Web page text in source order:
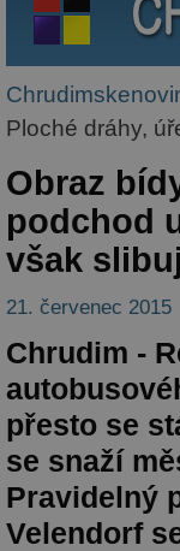
Ploché dráhy,
Obraz
podchod
však
21. červenec 2015
Chrudim -
přesto se
se snaží
Pravidelný
Velendorf